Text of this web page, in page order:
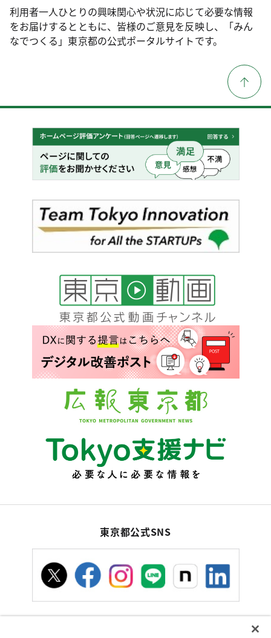
利用者一人ひとりの興味関心や状況に応じて必要な情報
をお届けするとともに、皆様のご意見を反映し、「みん
なでつくる」東京都の公式ポータルサイトです。
東京都公式SNS